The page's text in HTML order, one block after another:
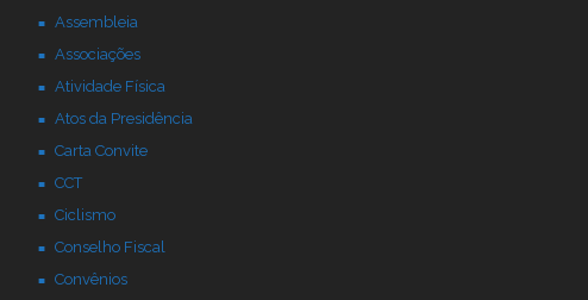
Assembleia
Associações
Atividade Física
Atos da Presidência
Carta Convite
CCT
Ciclismo
Conselho Fiscal
Convênios